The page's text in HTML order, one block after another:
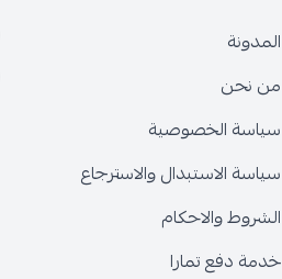
المدونة
من نحن
سياسة الخصوصية
سياسة الاستبدال والاسترجاع
الشروط والاحكام
خدمة دفع تمارا